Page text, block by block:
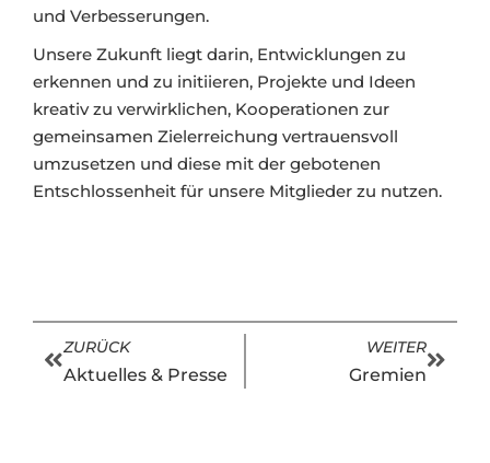
und Verbesserungen.
Unsere Zukunft liegt darin, Entwicklungen zu
erkennen und zu initiieren, Projekte und Ideen
kreativ zu verwirklichen, Kooperationen zur
gemeinsamen Zielerreichung vertrauensvoll
umzusetzen und diese mit der gebotenen
Entschlossenheit für unsere Mitglieder zu nutzen.
ZURÜCK
Aktuelles & Presse
WEITER
Gremien